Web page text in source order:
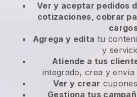
Ver y aceptar pedidos
cotizaciones, cobrar
Agrega y edita tu
y
Atiende a tus
integrado, crea y envía
Ver y crear
Gestiona tus